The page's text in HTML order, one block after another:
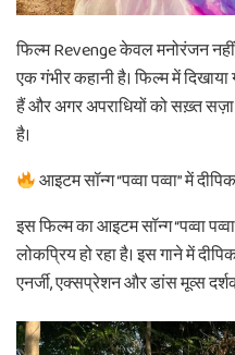
फिल्म Revenge केवल मनोरंजन
एक गंभीर कहानी है। फिल्म में
हैं और अगर अपराधियों को सख़्त
है।
आइटम सॉन्ग “पव्वा पव्वा” में
इस फिल्म का आइटम सॉन्ग “पव्वा
लोकप्रिय हो रहा है। इस गाने में
एनर्जी, एक्सप्रेशन और डांस मूव्स